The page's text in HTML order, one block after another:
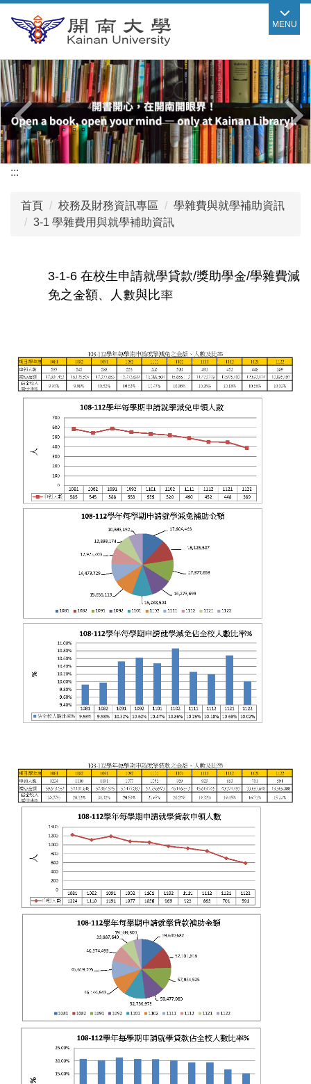
到
要
內
容
區
MENU
:::
首頁 校務及財務資訊專區
學雜費與就學補助資訊
3-1 學雜費用與就學補助資訊
3-1-6 在校生申請就學貸款/獎助學金/學雜費減
免之金額、人數與比率